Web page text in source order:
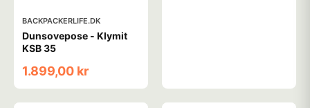
BACKPACKERLIFE.DK
Dunsovepose - Klymit
KSB 35
1.899,00 kr